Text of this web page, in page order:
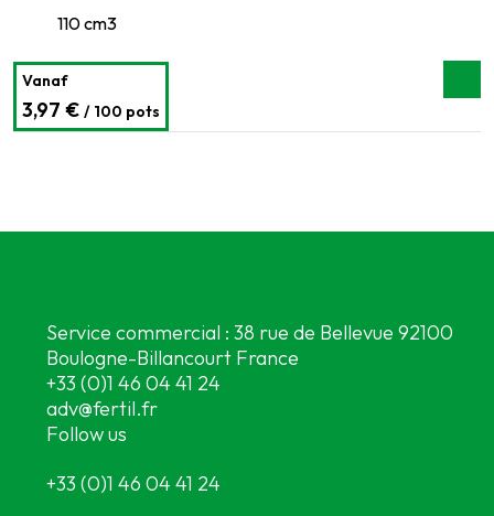
110 cm3
Vanaf
3,97 € / 100 pots
Service commercial : 38 rue de Bellevue 92100
Boulogne-Billancourt France
+33 (0)1 46 04 41 24
adv@fertil.fr
Follow us
+33 (0)1 46 04 41 24